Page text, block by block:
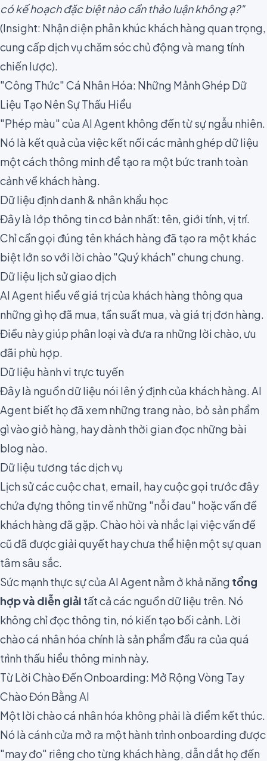
có kế hoạch đặc biệt nào cần thảo luận không ạ?"
(Insight: Nhận diện phân khúc khách hàng quan trọng,
cung cấp dịch vụ chăm sóc chủ động và mang tính
chiến lược).
"Công Thức" Cá Nhân Hóa: Những Mảnh Ghép Dữ
Liệu Tạo Nên Sự Thấu Hiểu
"Phép màu" của AI Agent không đến từ sự ngẫu nhiên.
Nó là kết quả của việc kết nối các mảnh ghép dữ liệu
một cách thông minh để tạo ra một bức tranh toàn
cảnh về khách hàng.
Dữ liệu định danh & nhân khẩu học
Đây là lớp thông tin cơ bản nhất: tên, giới tính, vị trí.
Chỉ cần gọi đúng tên khách hàng đã tạo ra một khác
biệt lớn so với lời chào "Quý khách" chung chung.
Dữ liệu lịch sử giao dịch
AI Agent hiểu về giá trị của khách hàng thông qua
những gì họ đã mua, tần suất mua, và giá trị đơn hàng.
Điều này giúp phân loại và đưa ra những lời chào, ưu
đãi phù hợp.
Dữ liệu hành vi trực tuyến
Đây là nguồn dữ liệu nói lên ý định của khách hàng. AI
Agent biết họ đã xem những trang nào, bỏ sản phẩm
gì vào giỏ hàng, hay dành thời gian đọc những bài
blog nào.
Dữ liệu tương tác dịch vụ
Lịch sử các cuộc chat, email, hay cuộc gọi trước đây
chứa đựng thông tin về những "nỗi đau" hoặc vấn đề
khách hàng đã gặp. Chào hỏi và nhắc lại việc vấn đề
cũ đã được giải quyết hay chưa thể hiện một sự quan
tâm sâu sắc.
Sức mạnh thực sự của AI Agent nằm ở khả năng tổng
hợp và diễn giải tất cả các nguồn dữ liệu trên. Nó
không chỉ đọc thông tin, nó kiến tạo bối cảnh. Lời
chào cá nhân hóa chính là sản phẩm đầu ra của quá
trình thấu hiểu thông minh này.
Từ Lời Chào Đến Onboarding: Mở Rộng Vòng Tay
Chào Đón Bằng AI
Một lời chào cá nhân hóa không phải là điểm kết thúc.
Nó là cánh cửa mở ra một hành trình onboarding được
"may đo" riêng cho từng khách hàng, dẫn dắt họ đến